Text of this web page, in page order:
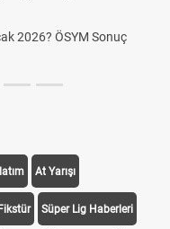
2026? ÖSYM Sonuç
At Yarışı
Süper Lig Haberleri